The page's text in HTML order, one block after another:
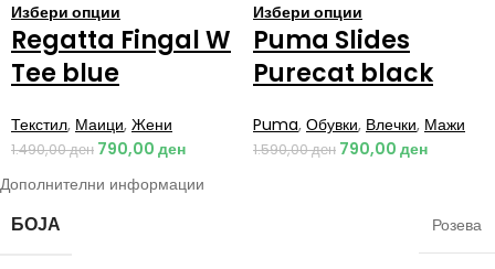
Избери опции
Regatta Fingal W
Tee blue
Текстил, Маици, Жени
1.490,00ден 790,00 ден
Избери опции
Puma Slides
Purecat black
Puma, Обувки, Влечки, Мажи
1.590,00ден 790,00 ден
Дополнителни информации
БОЈА Розева